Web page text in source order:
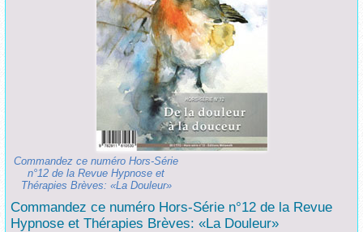
Commandez ce numéro Hors-Série
n°12 de la Revue Hypnose et
Thérapies Brèves: «La Douleur»
Commandez ce numéro Hors-Série n°12 de la Revue
Hypnose et Thérapies Brèves: «La Douleur»